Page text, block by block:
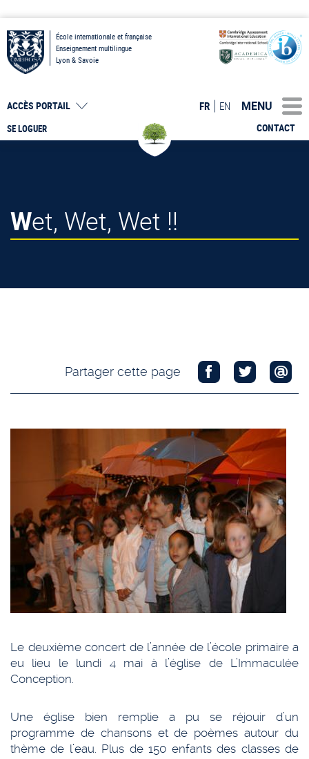
École internationale et française
Enseignement multilingue
Lyon & Savoie
SE LOGUER
ACCÈS PORTAIL
CONTACT
FR EN MENU
Wet, Wet, Wet !!
Partager cette page
Le deuxième concert de l’année de l’école primaire a
eu lieu le lundi 4 mai à l’église de L’Immaculée
Conception.
Une église bien remplie a pu se réjouir d’un
programme de chansons et de poèmes autour du
thème de l’eau. Plus de 150 enfants des classes de